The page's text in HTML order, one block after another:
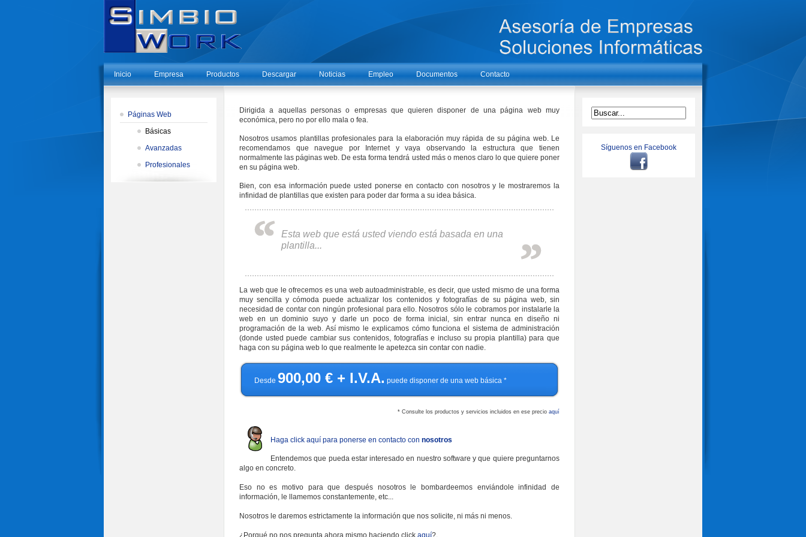
Inicio Empresa Productos Descargar Noticias Empleo Documentos Contacto
Páginas Web
Básicas
Avanzadas
Profesionales
Dirigida a aquellas personas o empresas que quieren disponer de una página web muy
económica, pero no por ello mala o fea.
Nosotros usamos plantillas profesionales para la elaboración muy rápida de su página web. Le
recomendamos que navegue por Internet y vaya observando la estructura que tienen
normalmente las páginas web. De esta forma tendrá usted más o menos claro lo que quiere poner
en su página web.
Bien, con esa información puede usted ponerse en contacto con nosotros y le mostraremos la
infinidad de plantillas que existen para poder dar forma a su idea básica.
Esta web que está usted viendo está basada en una
plantilla...
La web que le ofrecemos es una web autoadministrable, es decir, que usted mismo de una forma
muy sencilla y cómoda puede actualizar los contenidos y fotografías de su página web, sin
necesidad de contar con ningún profesional para ello. Nosotros sólo le cobramos por instalarle la
web en un dominio suyo y darle un poco de forma inicial, sin entrar nunca en diseño ni
programación de la web. Así mismo le explicamos cómo funciona el sistema de administración
(donde usted puede cambiar sus contenidos, fotografías e incluso su propia plantilla) para que
haga con su página web lo que realmente le apetezca sin contar con nadie.
Desde 900,00 € + I.V.A. puede disponer de una web básica *
* Consulte los productos y servicios incluidos en ese precio aquí
Haga click aquí para ponerse en contacto con nosotros
Entendemos que pueda estar interesado en nuestro software y que quiere preguntarnos
algo en concreto.
Eso no es motivo para que después nosotros le bombardeemos enviándole infinidad de
información, le llamemos constantemente, etc...
Nosotros le daremos estrictamente la información que nos solicite, ni más ni menos.
¿Porqué no nos pregunta ahora mismo haciendo click aquí?.
Síguenos en Facebook